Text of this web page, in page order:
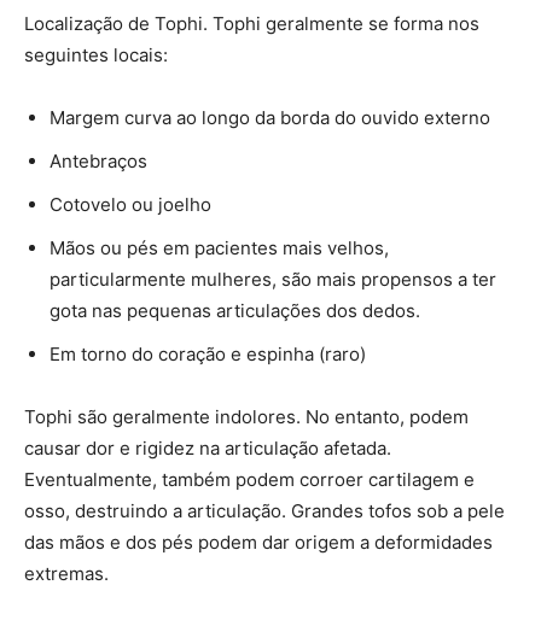
Localização de Tophi. Tophi geralmente se forma nos
seguintes locais:
Margem curva ao longo da borda do ouvido externo
Antebraços
Cotovelo ou joelho
Mãos ou pés em pacientes mais velhos,
particularmente mulheres, são mais propensos a ter
gota nas pequenas articulações dos dedos.
Em torno do coração e espinha (raro)
Tophi são geralmente indolores. No entanto, podem
causar dor e rigidez na articulação afetada.
Eventualmente, também podem corroer cartilagem e
osso, destruindo a articulação. Grandes tofos sob a pele
das mãos e dos pés podem dar origem a deformidades
extremas.